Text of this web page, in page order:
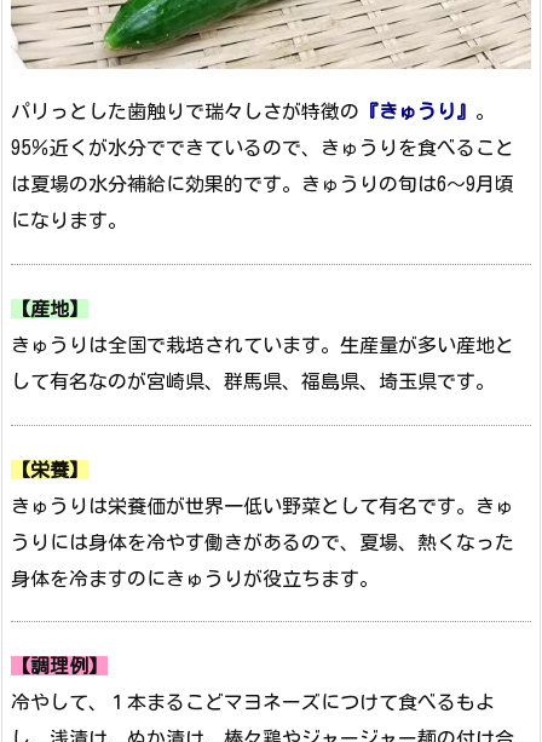
パリっとした歯触りで瑞々しさが特徴の 『きゅうり』 。
95％近くが水分でできているので、きゅうりを食べること
は夏場の水分補給に効果的です。きゅうりの旬は6～9月頃
になります。
【産地】
きゅうりは全国で栽培されています。生産量が多い産地と
して有名なのが宮崎県、群馬県、福島県、埼玉県です。
【栄養】
きゅうりは栄養価が世界一低い野菜として有名です。きゅ
うりには身体を冷やす働きがあるので、夏場、熱くなった
身体を冷ますのにきゅうりが役立ちます。
【調理例】
冷やして、１本まるこどマヨネーズにつけて食べるもよ